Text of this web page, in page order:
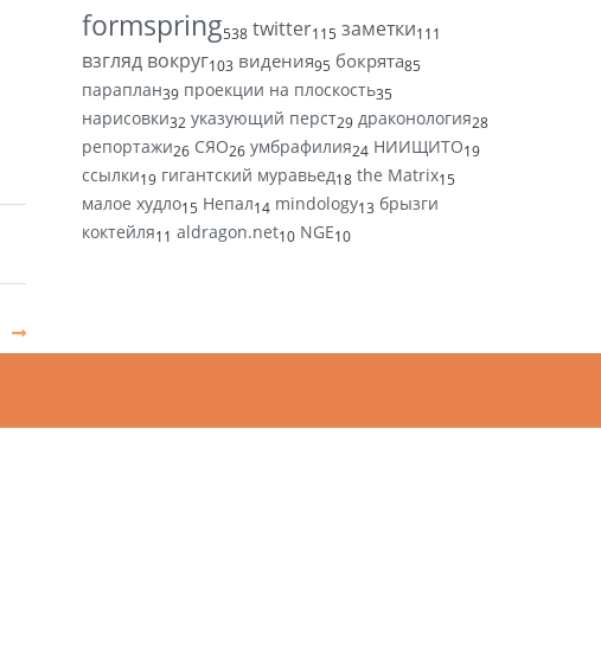
formspring538 twitter115 заметки111
взгляд вокруг103 видения95 бокрята85
параплан39 проекции на плоскость35
нарисовки32 указующий перст29 драконология28
репортажи26 СЯО26 умбрафилия24 НИИЩИТО19
ссылки19 гигантский муравьед18 the Matrix15
малое худло15 Непал14 mindology13 брызги
коктейля11 aldragon.net10 NGE10